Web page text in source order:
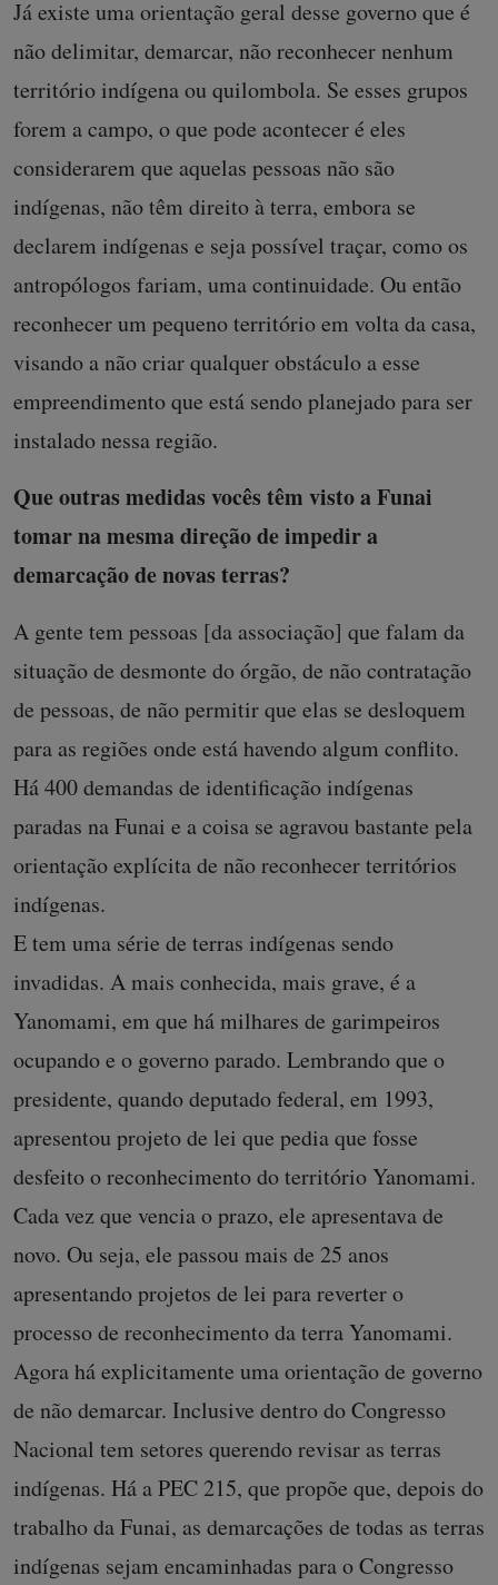
Já existe uma orientação geral desse governo que é
não delimitar, demarcar, não reconhecer nenhum
território indígena ou quilombola. Se esses grupos
forem a campo, o que pode acontecer é eles
considerarem que aquelas pessoas não são
indígenas, não têm direito à terra, embora se
declarem indígenas e seja possível traçar, como os
antropólogos fariam, uma continuidade. Ou então
reconhecer um pequeno território em volta da casa,
visando a não criar qualquer obstáculo a esse
empreendimento que está sendo planejado para ser
instalado nessa região.
Que outras medidas vocês têm visto a Funai
tomar na mesma direção de impedir a
demarcação de novas terras?
A gente tem pessoas [da associação] que falam da
situação de desmonte do órgão, de não contratação
de pessoas, de não permitir que elas se desloquem
para as regiões onde está havendo algum conflito.
Há 400 demandas de identificação indígenas
paradas na Funai e a coisa se agravou bastante pela
orientação explícita de não reconhecer territórios
indígenas.
E tem uma série de terras indígenas sendo
invadidas. A mais conhecida, mais grave, é a
Yanomami, em que há milhares de garimpeiros
ocupando e o governo parado. Lembrando que o
presidente, quando deputado federal, em 1993,
apresentou projeto de lei que pedia que fosse
desfeito o reconhecimento do território Yanomami.
Cada vez que vencia o prazo, ele apresentava de
novo. Ou seja, ele passou mais de 25 anos
apresentando projetos de lei para reverter o
processo de reconhecimento da terra Yanomami.
Agora há explicitamente uma orientação de governo
de não demarcar. Inclusive dentro do Congresso
Nacional tem setores querendo revisar as terras
indígenas. Há a PEC 215, que propõe que, depois do
trabalho da Funai, as demarcações de todas as terras
indígenas sejam encaminhadas para o Congresso